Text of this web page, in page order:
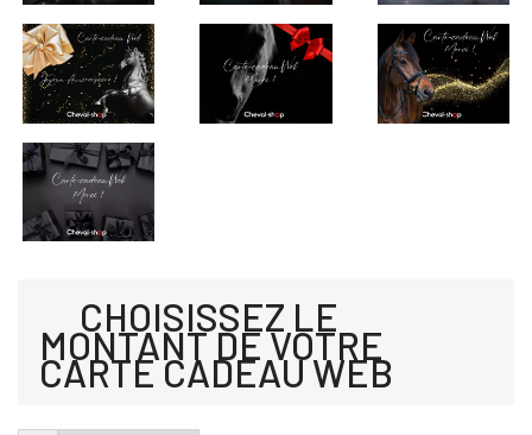
CHOISISSEZ LE
MONTANT DE VOTRE
CARTE CADEAU WEB